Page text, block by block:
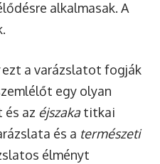
alkalmasak. A
ezt a varázslatot fogják
egy olyan
és az éjszakatitkai
és a természeti
élményt